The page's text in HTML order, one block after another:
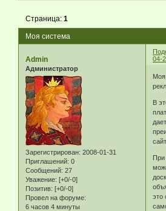
Моя система
Страница:1
04-
Admin
Администратор
Зарегистрирован: 2008-01-31
Приглашений: 0
Сообщений: 27
Уважение: [+0/-0]
Позитив: [+0/-0]
Провел на форуме:
6 часов 4 минуты
Моя
В
При
это